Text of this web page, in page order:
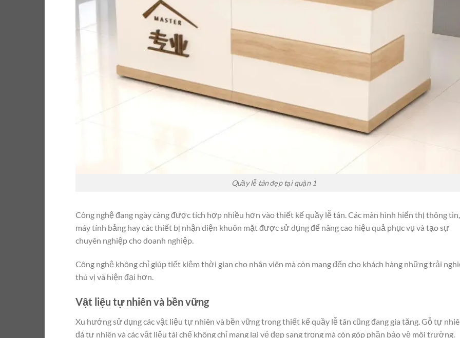
Quầy lễ tân đẹp tại quận 1
Công nghệ đang ngày càng được tích hợp nhiều hơn vào thiết kế quầy lễ tân. Các màn hình hiển thị thông tin,
máy tính bảng hay các thiết bị nhận diện khuôn mặt được sử dụng để nâng cao hiệu quả phục vụ và tạo sự
chuyên nghiệp cho doanh nghiệp.
Công nghệ không chỉ giúp tiết kiệm thời gian cho nhân viên mà còn mang đến cho khách hàng những trải
thú vị và hiện đại hơn.
Vật liệu tự nhiên và bền vững
Xu hướng sử dụng các vật liệu tự nhiên và bền vững trong thiết kế quầy lễ tân cũng đang gia tăng. Gỗ tự
đá tự nhiên và các vật liệu tái chế không chỉ mang lại vẻ đẹp sang trọng mà còn góp phần bảo vệ môi trường.